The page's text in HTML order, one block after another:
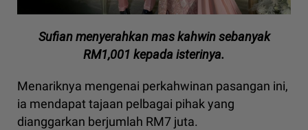
Sufian menyerahkan mas kahwin sebanyak
RM1,001 kepada isterinya.
Menariknya mengenai perkahwinan pasangan ini,
ia mendapat tajaan pelbagai pihak yang
dianggarkan berjumlah RM7 juta.